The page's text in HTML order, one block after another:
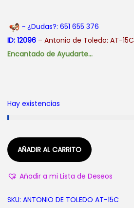
~ ¿Dudas?: 651 655 376
ID: 12096 – Antonio de Toledo: AT-15C
Encantado de Ayudarte…
Hay existencias
AÑADIR AL CARRITO
Añadir a mi Lista de Deseos
SKU: ANTONIO DE TOLEDO AT-15C